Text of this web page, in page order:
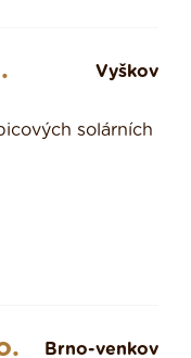
Vyškov
solárních
Brno-venkov